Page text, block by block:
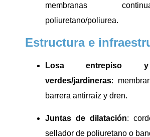
membranas
poliuretano/poliurea.
Estructura e
Losa entrepiso
verdes/jardineras:
barrera antirraíz y dren.
Juntas de dilatación:
sellador de poliuretano o